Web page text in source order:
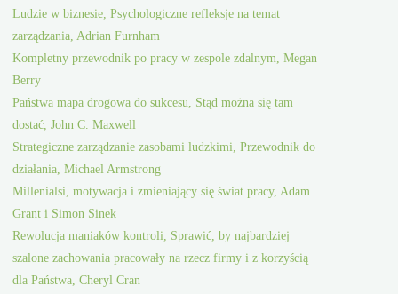
Ludzie w biznesie, Psychologiczne refleksje na temat
zarządzania, Adrian Furnham
Kompletny przewodnik po pracy w zespole zdalnym, Megan
Berry
Państwa mapa drogowa do sukcesu, Stąd można się tam
dostać, John C. Maxwell
Strategiczne zarządzanie zasobami ludzkimi, Przewodnik do
działania, Michael Armstrong
Millenialsi, motywacja i zmieniający się świat pracy, Adam
Grant i Simon Sinek
Rewolucja maniaków kontroli, Sprawić, by najbardziej
szalone zachowania pracowały na rzecz firmy i z korzyścią
dla Państwa, Cheryl Cran